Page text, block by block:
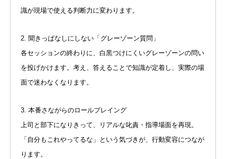
識が現場で使える判断力に変わります。
2. 聞きっぱなしにしない「グレーゾーン質問」
各セッションの終わりに、白黒つけにくいグレーゾーンの問い
を投げかけます。考え、答えることで知識が定着し、実際の場
面で迷わなくなります。
3. 本番さながらのロールプレイング
上司と部下になりきって、リアルな叱責・指導場面を再現。
「自分もこれやってるな」という気づきが、行動変容につなが
ります。